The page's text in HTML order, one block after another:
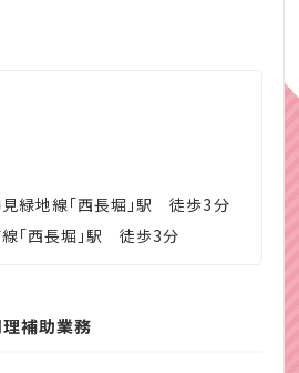
緑地線「西長堀」駅 徒歩3分
「西長堀」駅 徒歩3分
補助業務